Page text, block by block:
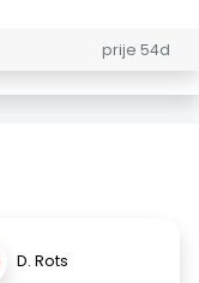
prije 54d
D. Rots